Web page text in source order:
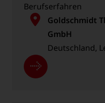
Berufserfahren
Goldschmidt
GmbH
Deutschland,